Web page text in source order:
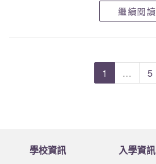
繼續閱讀
1 … 5
學校資訊 入學資訊